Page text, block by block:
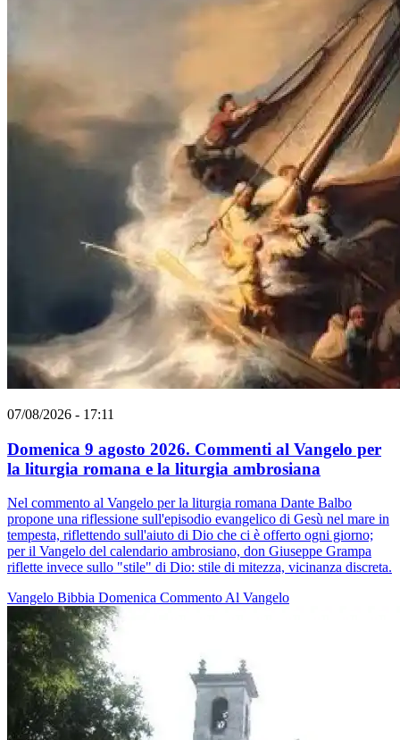
07/08/2026 - 17:11
Domenica 9 agosto 2026. Commenti al Vangelo per
la liturgia romana e la liturgia ambrosiana
Nel commento al Vangelo per la liturgia romana Dante Balbo
propone una riflessione sull'episodio evangelico di Gesù nel mare in
tempesta, riflettendo sull'aiuto di Dio che ci è offerto ogni giorno;
per il Vangelo del calendario ambrosiano, don Giuseppe Grampa
riflette invece sullo "stile" di Dio: stile di mitezza, vicinanza discreta.
Vangelo Bibbia Domenica Commento Al Vangelo